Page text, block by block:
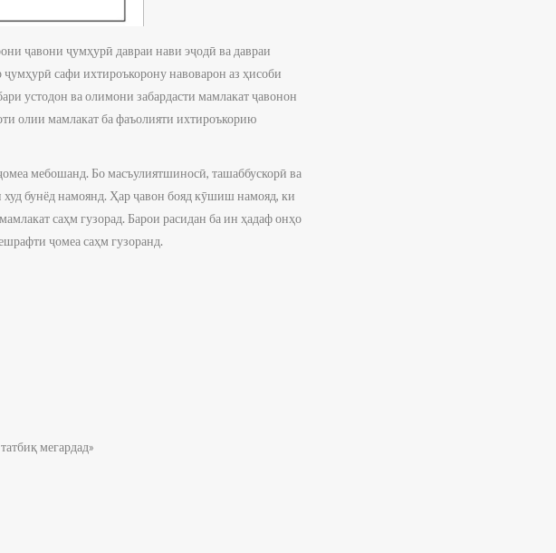
ҷавони ҷумҳурӣ давраи нави эҷодӣ ва давраи
сафи ихтироъкорону навоварон аз ҳисоби
устодон ва олимони забардасти мамлакат ҷавонон
олии мамлакат ба фаъолияти ихтироъкорию
мебошанд. Бо масъулиятшиносӣ, ташаббускорӣ ва
бунёд намоянд. Ҳар ҷавон бояд кӯшиш намояд, ки
саҳм гузорад. Барои расидан ба ин ҳадаф онҳо
ҷомеа саҳм гузоранд.
мегардад»